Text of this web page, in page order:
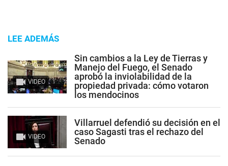
LEE ADEMÁS
VIDEO
Sin cambios a la Ley de Tierras y
Manejo del Fuego, el Senado
aprobó la inviolabilidad de la
propiedad privada: cómo votaron
los mendocinos
VIDEO
Villarruel defendió su decisión en el
caso Sagasti tras el rechazo del
Senado